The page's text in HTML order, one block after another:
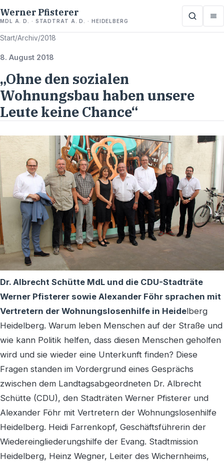
Werner Pfisterer
MDL A. D. · STADTRAT A. D. · HEIDELBERG
Start/Archiv/2018
8. August 2018
„Ohne den sozialen
Wohnungsbau haben unsere
Leute keine Chance“
Dr. Albrecht Schütte MdL und die CDU-Stadträte
Werner Pfisterer sowie Alexander Föhr sprachen mit
Vertretern der Wohnungslosenhilfe in Heidelberg
Heidelberg. Warum leben Menschen auf der Straße und
wie kann Politik helfen, dass diesen Menschen geholfen
wird und sie wieder eine Unterkunft finden? Diese
Fragen standen im Vordergrund eines Gesprächs
zwischen dem Landtagsabgeordneten Dr. Albrecht
Schütte (CDU), den Stadträten Werner Pfisterer und
Alexander Föhr mit Vertretern der Wohnungslosenhilfe
Heidelberg. Heidi Farrenkopf, Geschäftsführerin der
Wiedereingliederungshilfe der Evang. Stadtmission
Heidelberg, Heinz Wegner, Leiter des Wichernheims,